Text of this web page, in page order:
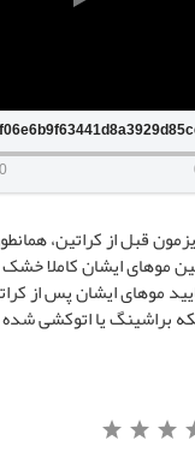
قبل از کراتین،
موهای ایشان کاملا
موهای ایشان پس از
براشینگ یا اتوکشی